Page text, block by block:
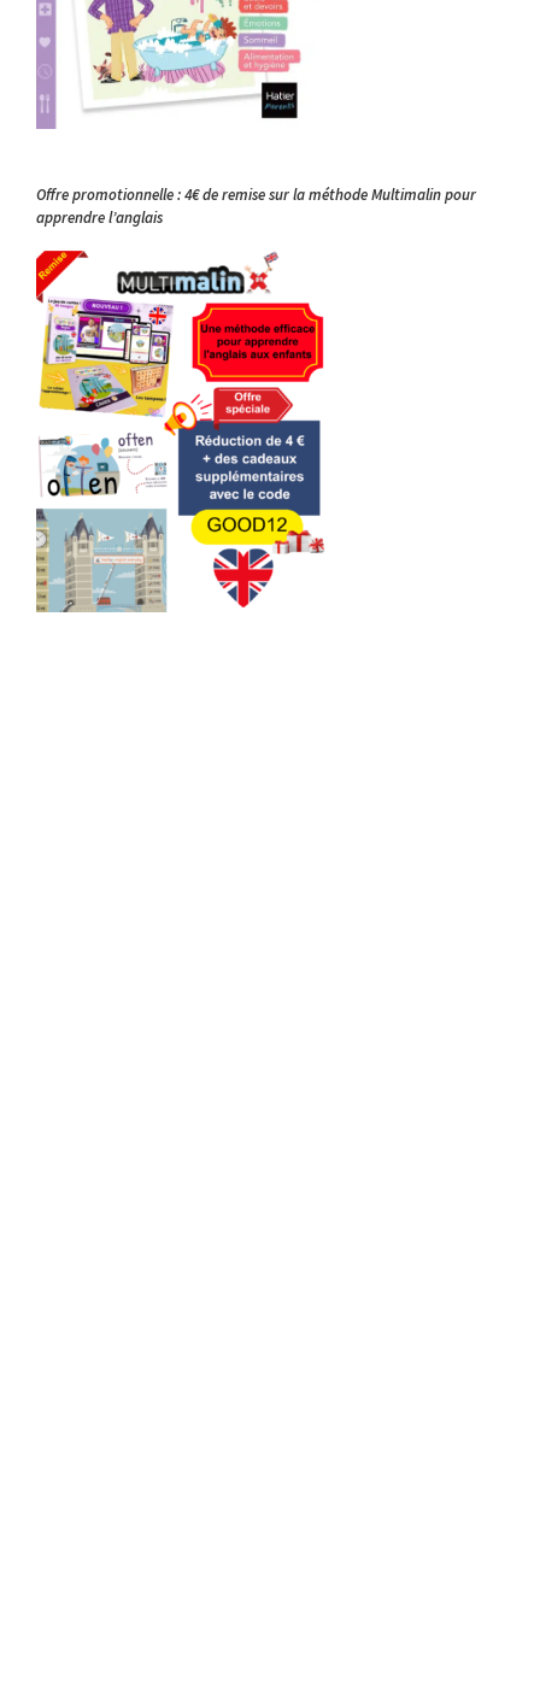
Offre promotionnelle : 4€ de remise sur la méthode Multimalin pour
apprendre l’anglais